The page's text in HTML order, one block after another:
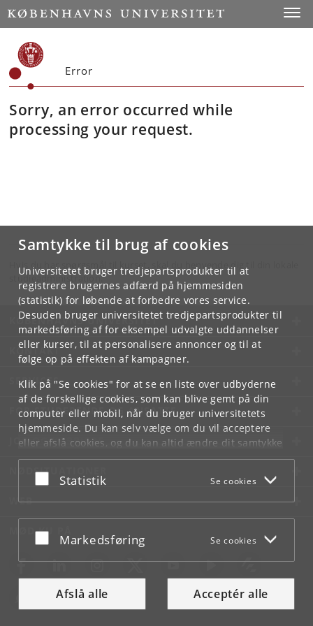
Samtykke til brug af cookies
Universitetet bruger tredjepartsprodukter til at
registrere brugernes adfærd på hjemmesiden
(statistik) for løbende at forbedre vores service.
Desuden bruger universitetet tredjepartsprodukter til
markedsføring af for eksempel udvalgte uddannelser
eller kurser, til at personalisere annoncer og til at
følge op på effekten af kampagner.
Klik på "Se cookies" for at se en liste over udbyderne
af de forskellige cookies, som kan blive gemt på din
computer eller mobil, når du bruger universitetets
hjemmeside. Du kan selv vælge om du vil acceptere
eller afslå cookies, og du kan altid ændre dit samtykke
underCookie- og privatlivspolitiksom du finder i
bunden af hver side.
Acceptér eller afslå
Statistik Se cookies
Acceptér eller afslå
Markedsføring Se cookies
Afslå alle Acceptér alle
Error
Sorry, an error occurred while
processing your request.
Hvis du har spørgsmål til kurset, skal du henvende dig til din lokale
studieadministration.
KØBENHAVNS UNIVERSITET
KONTAKT
SERVICES
FOR STUDERENDE OG ANSATTE
JOB OG KARRIERE
NØDSITUATIONER
WEB
MØD KU PÅ